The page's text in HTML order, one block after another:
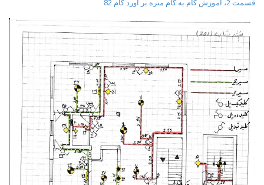
t
قسمت 2، آموزش گام به گام متره بر آورد گام 82